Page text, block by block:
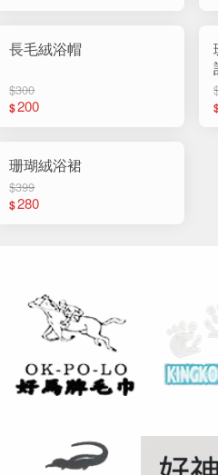
長毛絨浴帽
$300
$200
珊瑚絨浴裙
$399
$280